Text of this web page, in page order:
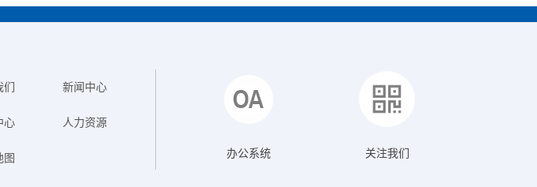
们 新闻中心
心 人力资源
图 办公系统 关注我们